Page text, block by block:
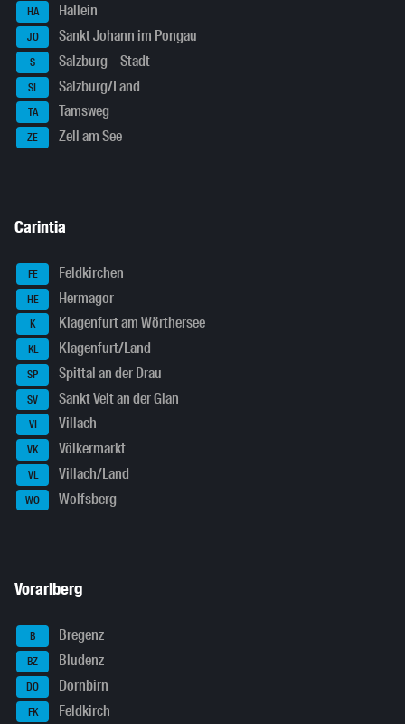
HA Hallein
JO Sankt Johann im Pongau
S Salzburg – Stadt
SL Salzburg/Land
TA Tamsweg
ZE Zell am See
Carintia
FE Feldkirchen
HE Hermagor
K Klagenfurt am Wörthersee
KL Klagenfurt/Land
SP Spittal an der Drau
SV Sankt Veit an der Glan
VI Villach
VK Völkermarkt
VL Villach/Land
WO Wolfsberg
Vorarlberg
B Bregenz
BZ Bludenz
DO Dornbirn
FK Feldkirch